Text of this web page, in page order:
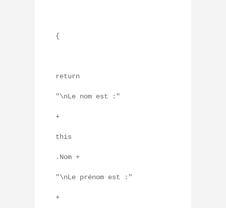
{
return
"\nLe nom est :"
+
this
.Nom +
"\nLe prénom est :"
+